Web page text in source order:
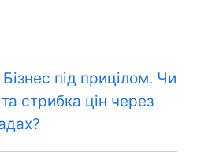
Бізнес під прицілом. Чи
стрибка цін через